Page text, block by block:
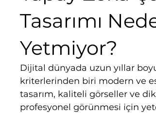
Tasarımı
Yetmiyor?
Dijital dünyada uzun yıllar
kriterlerinden biri modern ve
tasarım, kaliteli görseller ve
profesyonel görünmesi için